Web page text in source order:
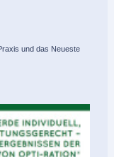
und das Neueste